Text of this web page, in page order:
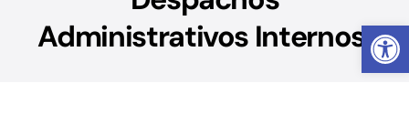
Abrir
Linhas de Crédito
Administrativos Internos.